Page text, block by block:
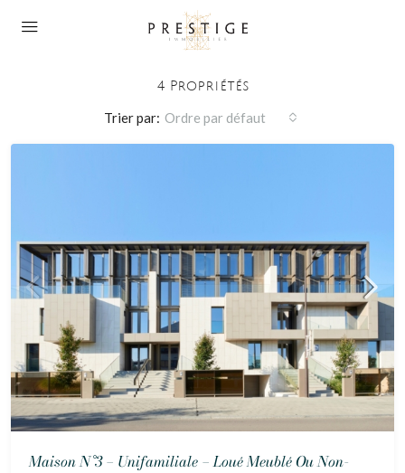
Louer Au Luxembourg
4 Propriétés
Trier par: Ordre par défaut
Maison N°3 – Unifamiliale – Loué Meublé Ou Non-